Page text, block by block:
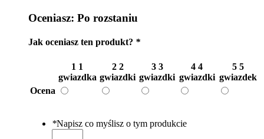
Oceniasz: Po rozstaniu
Jak oceniasz ten produkt? *
1 1
gwiazdka
2 2
gwiazdki
3 3
gwiazdki
4 4
gwiazdki
5 5
gwiazdek
Ocena
*Napisz co myślisz o tym produkcie